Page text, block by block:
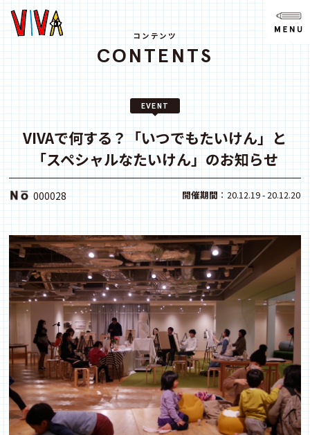
ニュース
ABOUT
SPACE
ACCESS
note
youtube
コンテンツ
CONTENTS
EVENT
VIVAで何する？「いつでもたいけん」と
「スペシャルなたいけん」のお知らせ
000028 開催期間 ：20.12.19 - 20.12.20